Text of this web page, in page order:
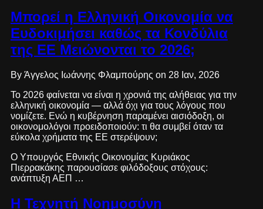
Μπορεί η Ελληνική Οικονομία να
Ευδοκιμήσει καθώς τα Κονδύλια
της ΕΕ Μειώνονται το 2026;
By Άγγελος Ιωάννης Φλαμπούρης on 28 Ιαν, 2026
Το 2026 φαίνεται να είναι η χρονιά της αλήθειας για την
ελληνική οικονομία — αλλά όχι για τους λόγους που
νομίζετε. Ενώ η κυβέρνηση παραμένει αισιόδοξη, οι
οικονομολόγοι προειδοποιούν: τι θα συμβεί όταν τα
εύκολα χρήματα της ΕΕ στερέψουν;
Ο Υπουργός Εθνικής Οικονομίας Κυριάκος
Πιερρακάκης παρουσίασε φιλόδοξους στόχους:
ανάπτυξη ΑΕΠ …
Η Τεχνητή Νοημοσύνη